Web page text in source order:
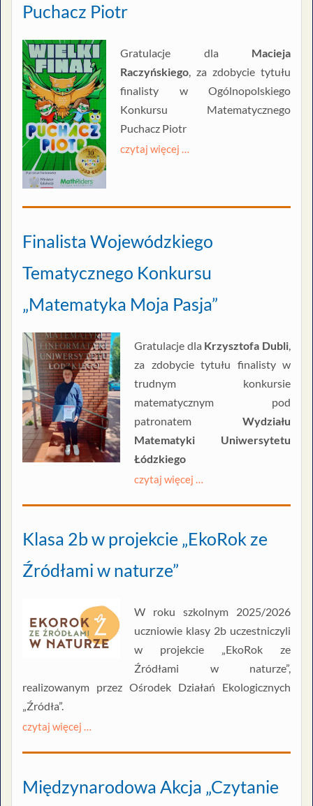
Puchacz Piotr
Gratulacje dla Macieja
Raczyńskiego, za zdobycie tytułu
finalisty w Ogólnopolskiego
Konkursu Matematycznego
Puchacz Piotr
czytaj więcej …
Finalista Wojewódzkiego
Tematycznego Konkursu
„Matematyka Moja Pasja”
Gratulacje dla Krzysztofa Dubli
za zdobycie tytułu finalisty w
trudnym konkursie
matematycznym pod
patronatem Wydziału
Matematyki Uniwersytetu
Łódzkiego
czytaj więcej …
Klasa 2b w projekcie „EkoRok ze
Źródłami w naturze”
W roku szkolnym 2025/2026
uczniowie klasy 2b uczestniczyli
w projekcie „EkoRok ze
Źródłami w naturze”,
realizowanym przez Ośrodek Działań Ekologicznych
„Źródła”.
czytaj więcej …
Międzynarodowa Akcja „Czytanie